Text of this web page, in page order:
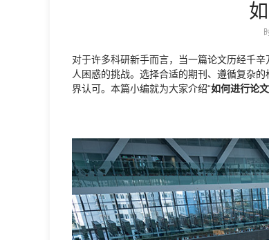
对于许多科研新手而言，当一篇论文历经千
人困惑的挑战。选择合适的期刊、遵循复杂
界认可。本篇小编就为大家介绍“如何进行论